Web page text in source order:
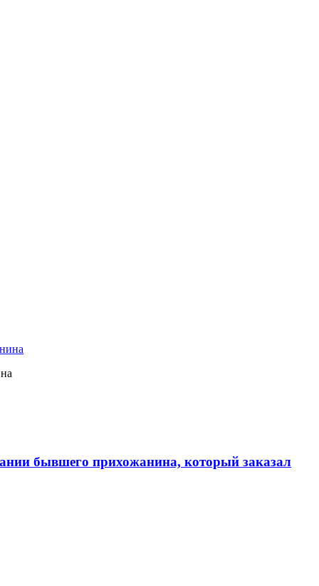
бывшего прихожанина, который заказал